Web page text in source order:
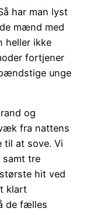
har man lyst
mænd med
heller ikke
fortjener
unge
og
fra nattens
til at sove. Vi
samt tre
hit ved
klart
de fælles